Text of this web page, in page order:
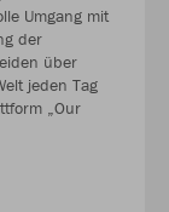
Umgang mit
der
über
jeden Tag
„Our